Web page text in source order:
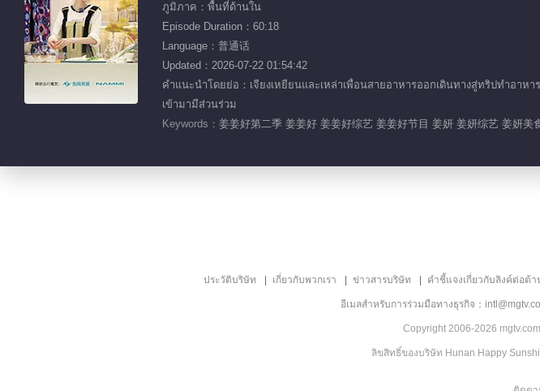
ภูมิภาค：พื้นที่ด้านใน
Episode Duration：60:18
Language：普通话
Updated：2026-07-22 01:54:42
คำแนะนำโดยย่อ：เจียงเหยียนและเหล่าเพื่อนสายอาหารออกเดินทางสู่ทริปทำอ
เข้ามามีส่วนร่วม
Keywords： 姜姜好第二季 姜姜好 姜姜好综艺 姜姜好节目 姜妍 姜妍综艺 姜妍
ประวัติบริษัท เกี่ยวกับพวกเรา ข่าวสารบริษัท คำชี้แจงเกี่ยวกับลิงค์ต่อต้า
อีเมลสำหรับการร่วมมือทางธุรกิจ：
Copyright 2006-2026
ลิขสิทธิ์ของบริษัท Hunan Happy